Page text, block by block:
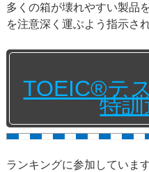
多くの箱が壊れやすい製品
を注意深く運ぶよう指示され
TOEIC®テ
特
ランキングに参加していま